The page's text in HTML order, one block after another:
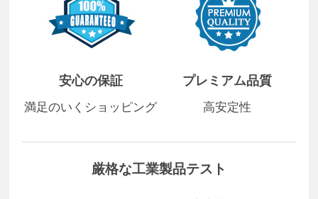
安心の保証
満足のいくショッピング
プレミアム品質
高安定性
厳格な工業製品テスト